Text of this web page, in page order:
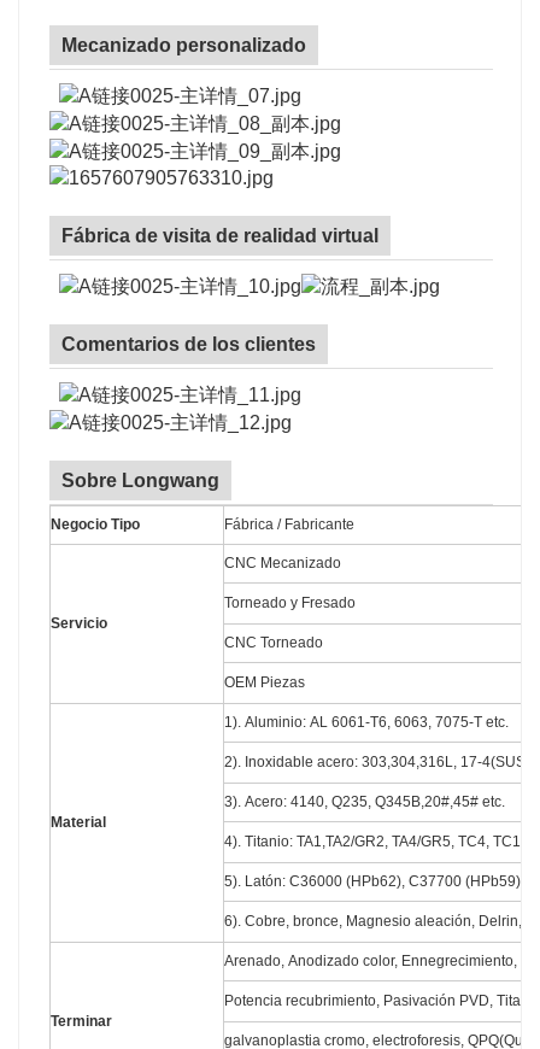
Mecanizado personalizado
Fábrica de visita de realidad virtual
Comentarios de los clientes
Sobre Longwang
Negocio Tipo Fábrica / Fabricante
Servicio
CNC Mecanizado
Torneado y Fresado
CNC Torneado
OEM Piezas
Material
1). Aluminio: AL 6061-T6, 6063, 7075-T etc.
2). Inoxidable acero: 303,304,316L, 17-
3). Acero: 4140, Q235, Q345B,20#,45# etc.
4). Titanio: TA1,TA2/GR2, TA4/GR5, TC4, TC18
5). Latón: C36000 (HPb62), C37700 (HPb59),
6). Cobre, bronce, Magnesio aleación, Delrin,
Terminar
Arenado, Anodizado color, Ennegrecimiento,
Potencia recubrimiento, Pasivación PVD,
galvanoplastia cromo, electroforesis,